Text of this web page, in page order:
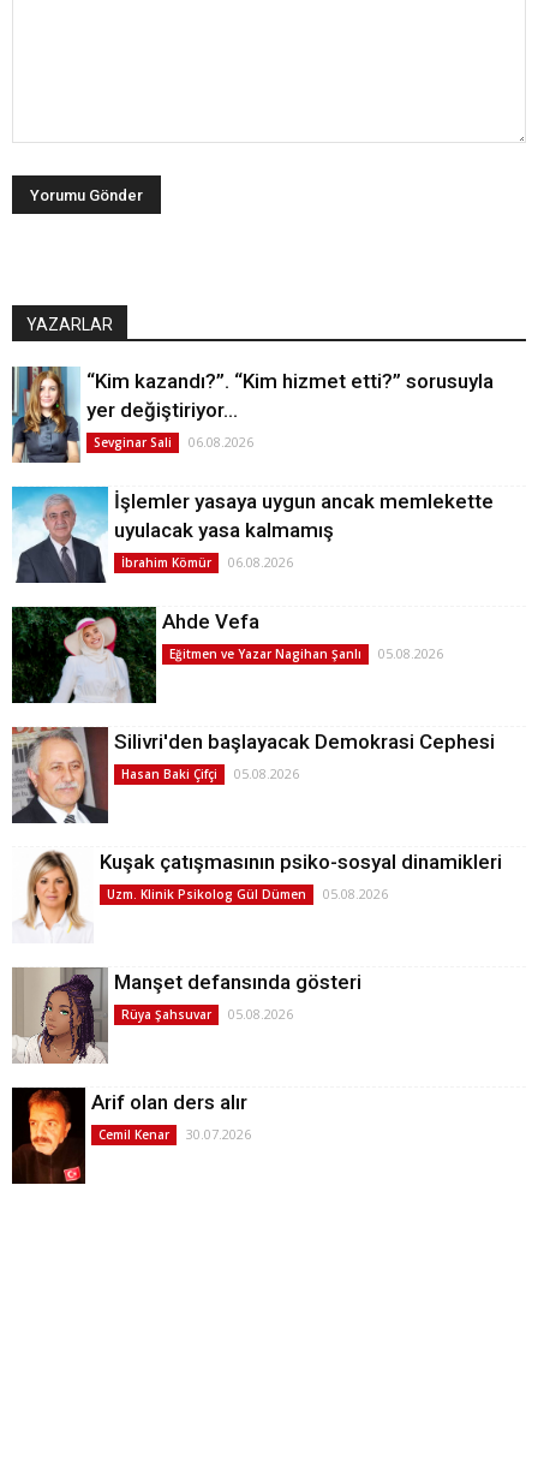
YAZARLAR
“Kim kazandı?”. “Kim hizmet etti?” sorusuyla
yer değiştiriyor…
Sevginar Sali 06.08.2026
İşlemler yasaya uygun ancak memlekette
uyulacak yasa kalmamış
İbrahim Kömür 06.08.2026
Ahde Vefa
Eğitmen ve Yazar Nagihan Şanlı 05.08.2026
Silivri'den başlayacak Demokrasi Cephesi
Hasan Baki Çifçi 05.08.2026
Kuşak çatışmasının psiko-sosyal dinamikleri
Uzm. Klinik Psikolog Gül Dümen 05.08.2026
Manşet defansında gösteri
Rüya Şahsuvar 05.08.2026
Arif olan ders alır
Cemil Kenar 30.07.2026